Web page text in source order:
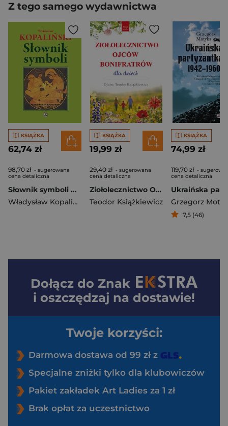
Z tego samego wydawnictwa
KSIĄŻKA
62,74 zł
98,70 zł - sugerowana
cena detaliczna
Słownik symboli wyd. 3
Władysław Kopaliński
KSIĄŻKA
19,99 zł
29,40 zł - sugerowana
cena detaliczna
Ziołolecznictwo Ojców Bonifratrów dla dzieci
Teodor Książkiewicz
KSIĄŻKA
74,99 zł
119,70 zł -
cena detaliczna
Grzegorz
7,5 (46)
Dołącz do Znak
i oszczędzaj na dostawie!
Twoje korzyści:
Darmowa dostawa od 99 zł z
Specjalne zniżki tylko dla klubowiczów
Pakiet zakładek Art Ladies za 1 zł
Brak opłat za uczestnictwo